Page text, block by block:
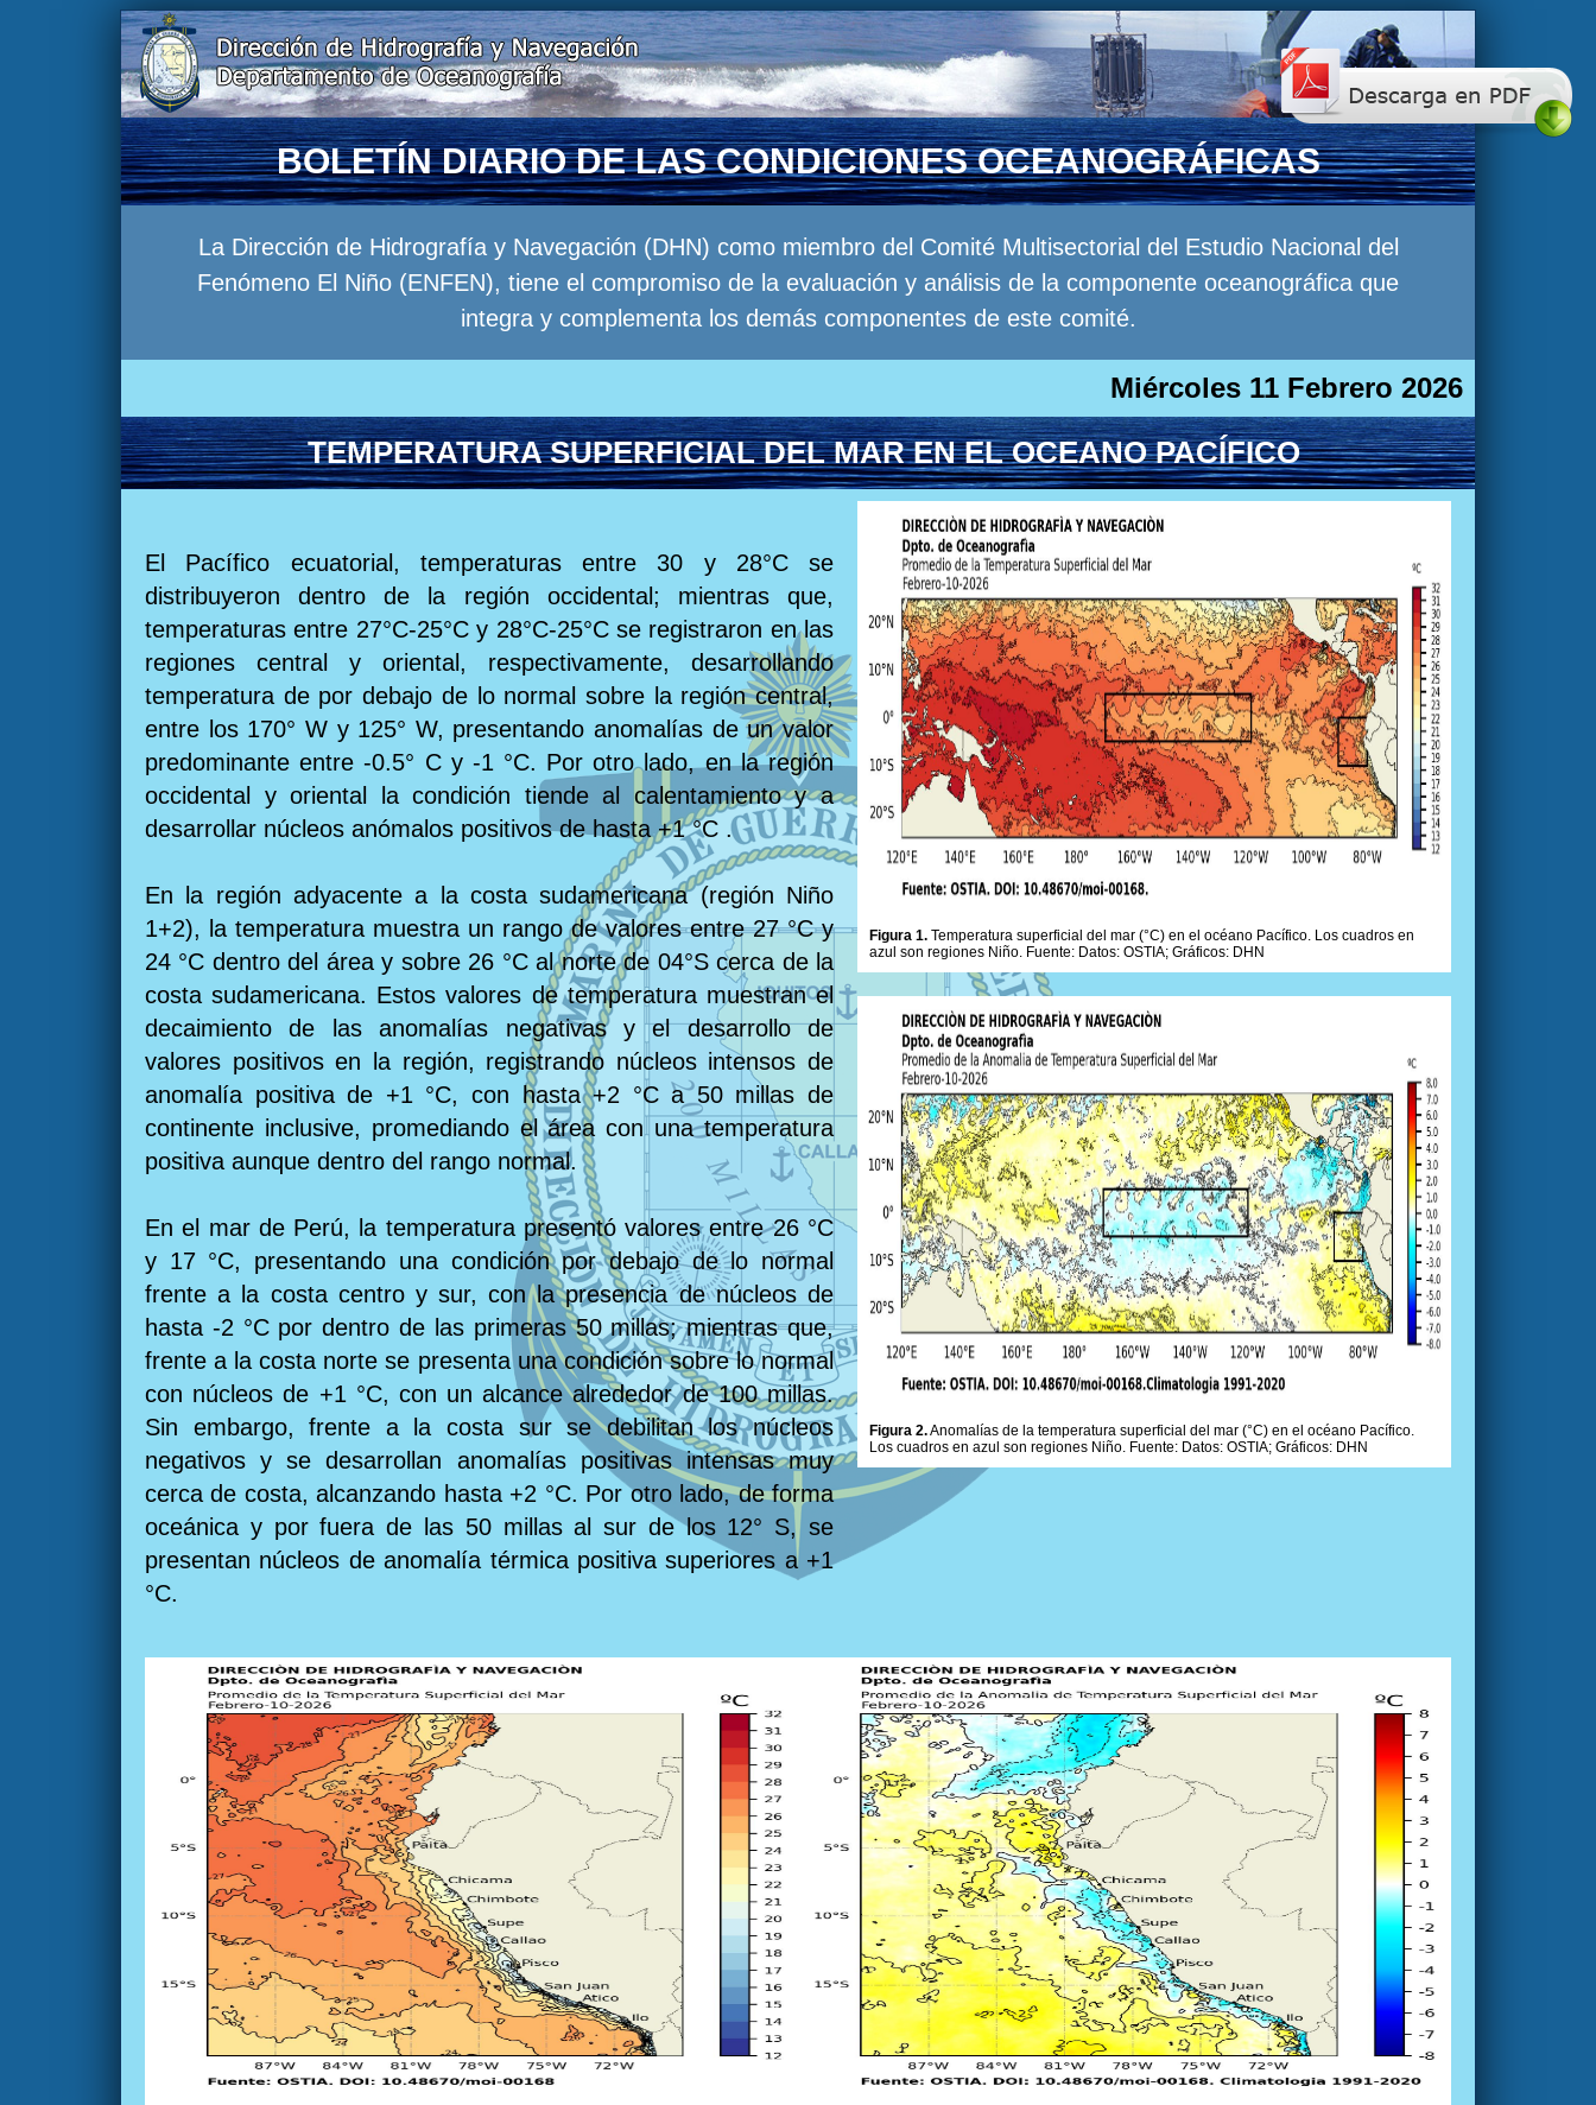
BOLETÍN DIARIO DE LAS CONDICIONES OCEANOGRÁFICAS
La Dirección de Hidrografía y Navegación (DHN) como miembro del Comité Multisectorial del Estudio Nacional del
Fenómeno El Niño (ENFEN), tiene el compromiso de la evaluación y análisis de la componente oceanográfica que
integra y complementa los demás componentes de este comité.
Miércoles 11 Febrero 2026
TEMPERATURA SUPERFICIAL DEL MAR EN EL OCEANO PACÍFICO
El Pacífico ecuatorial, temperaturas entre 30 y 28°C se
distribuyeron dentro de la región occidental; mientras que,
temperaturas entre 27°C-25°C y 28°C-25°C se registraron en las
regiones central y oriental, respectivamente, desarrollando
temperatura de por debajo de lo normal sobre la región central,
entre los 170° W y 125° W, presentando anomalías de un valor
predominante entre -0.5° C y -1 °C. Por otro lado, en la región
occidental y oriental la condición tiende al calentamiento y a
desarrollar núcleos anómalos positivos de hasta +1 °C .
En la región adyacente a la costa sudamericana (región Niño
1+2), la temperatura muestra un rango de valores entre 27 °C y
24 °C dentro del área y sobre 26 °C al norte de 04°S cerca de la
costa sudamericana. Estos valores de temperatura muestran el
decaimiento de las anomalías negativas y el desarrollo de
valores positivos en la región, registrando núcleos intensos de
anomalía positiva de +1 °C, con hasta +2 °C a 50 millas de
continente inclusive, promediando el área con una temperatura
positiva aunque dentro del rango normal.
En el mar de Perú, la temperatura presentó valores entre 26 °C
y 17 °C, presentando una condición por debajo de lo normal
frente a la costa centro y sur, con la presencia de núcleos de
hasta -2 °C por dentro de las primeras 50 millas; mientras que,
frente a la costa norte se presenta una condición sobre lo normal
con núcleos de +1 °C, con un alcance alrededor de 100 millas.
Sin embargo, frente a la costa sur se debilitan los núcleos
negativos y se desarrollan anomalías positivas intensas muy
cerca de costa, alcanzando hasta +2 °C. Por otro lado, de forma
oceánica y por fuera de las 50 millas al sur de los 12° S, se
presentan núcleos de anomalía térmica positiva superiores a +1
°C.
Figura 1. Temperatura superficial del mar (°C) en el océano Pacífico. Los cuadros en
azul son regiones Niño. Fuente: Datos: OSTIA; Gráficos: DHN
Figura 2.Anomalías de la temperatura superficial del mar (°C) en el océano Pacífico.
Los cuadros en azul son regiones Niño. Fuente: Datos: OSTIA; Gráficos: DHN